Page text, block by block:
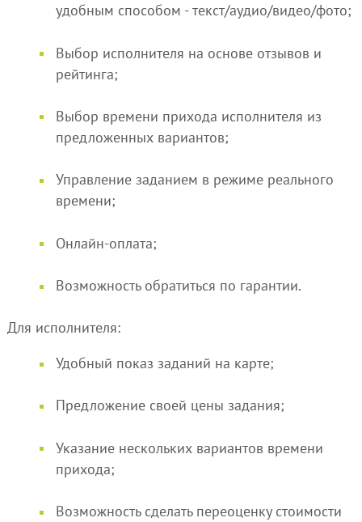
удобным способом - текст/аудио/видео/фото;
Выбор исполнителя на основе отзывов и
рейтинга;
Выбор времени прихода исполнителя из
предложенных вариантов;
Управление заданием в режиме реального
времени;
Онлайн-оплата;
Возможность обратиться по гарантии.
Для исполнителя:
Удобный показ заданий на карте;
Предложение своей цены задания;
Указание нескольких вариантов времени
прихода;
Возможность сделать переоценку стоимости